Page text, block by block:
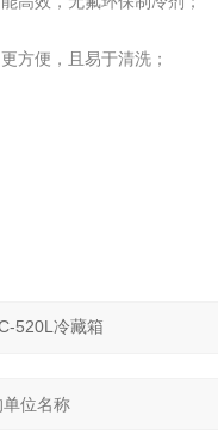
方便，且易于清洗；